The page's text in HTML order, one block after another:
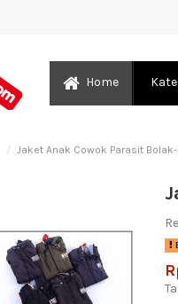
Home
Jaket Anak Cowok Parasit